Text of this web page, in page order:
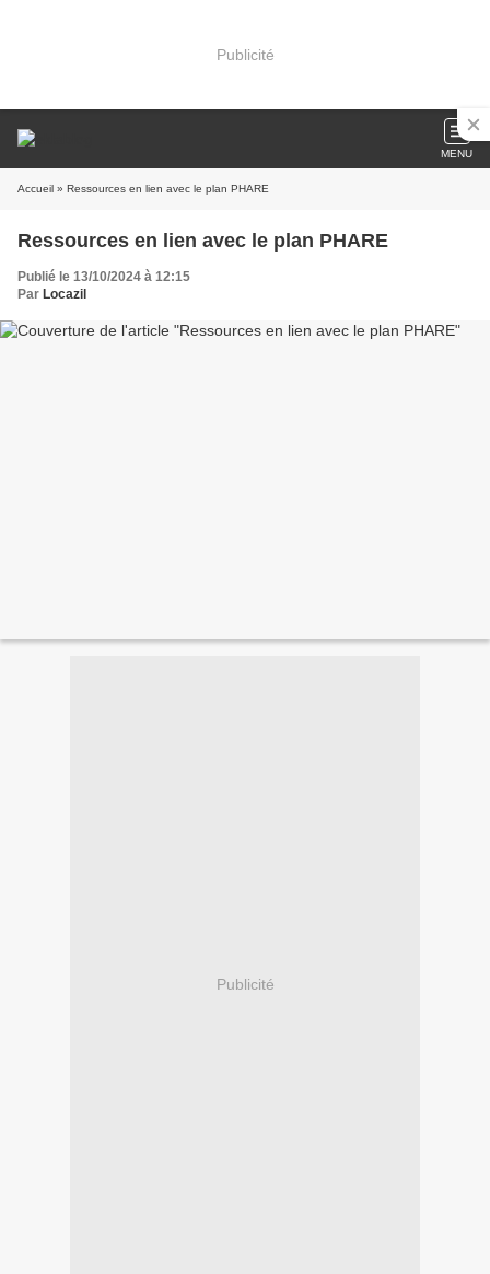
Publicité
MENU
Accueil » Ressources en lien avec le plan PHARE
Ressources en lien avec le plan PHARE
Publié le 13/10/2024 à 12:15
Par Locazil
Publicité